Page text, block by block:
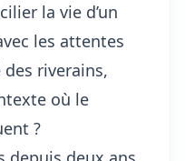
la vie d’un
les attentes
riverains,
où le
?